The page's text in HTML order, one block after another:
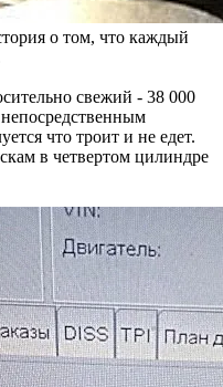
о том, что каждый
свежий - 38 000
что троит и не едет.
в четвертом цилиндре